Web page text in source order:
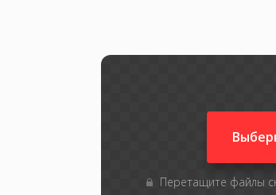
Перетащите файлы